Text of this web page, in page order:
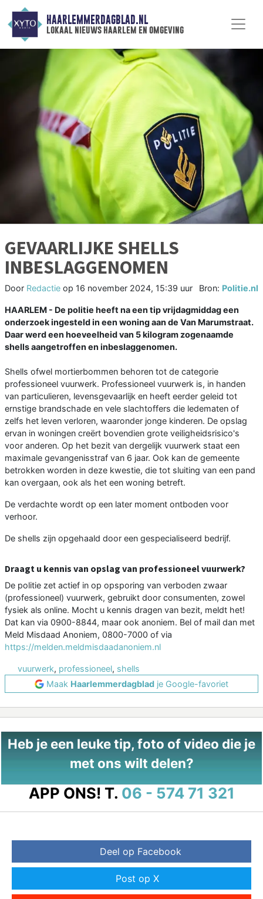
HAARLEMMERDAGBLAD.NL
lokaal nieuws haarlem en omgeving
GEVAARLIJKE SHELLS
INBESLAGGENOMEN
Door Redactie op 16 november 2024, 15:39 uur Bron: Politie.nl
HAARLEM - De politie heeft na een tip vrijdagmiddag een
onderzoek ingesteld in een woning aan de Van Marumstraat.
Daar werd een hoeveelheid van 5 kilogram zogenaamde
shells aangetroffen en inbeslaggenomen.
Shells ofwel mortierbommen behoren tot de categorie
professioneel vuurwerk. Professioneel vuurwerk is, in handen
van particulieren, levensgevaarlijk en heeft eerder geleid tot
ernstige brandschade en vele slachtoffers die ledematen of
zelfs het leven verloren, waaronder jonge kinderen. De opslag
ervan in woningen creërt bovendien grote veiligheidsrisico's
voor anderen. Op het bezit van dergelijk vuurwerk staat een
maximale gevangenisstraf van 6 jaar. Ook kan de gemeente
betrokken worden in deze kwestie, die tot sluiting van een pand
kan overgaan, ook als het een woning betreft.
De verdachte wordt op een later moment ontboden voor
verhoor.
De shells zijn opgehaald door een gespecialiseerd bedrijf.
Draagt u kennis van opslag van professioneel vuurwerk?
De politie zet actief in op opsporing van verboden zwaar
(professioneel) vuurwerk, gebruikt door consumenten, zowel
fysiek als online. Mocht u kennis dragen van bezit, meldt het!
Dat kan via 0900-8844, maar ook anoniem. Bel of mail dan met
Meld Misdaad Anoniem, 0800-7000 of via
https://melden.meldmisdaadanoniem.nl
vuurwerk, professioneel, shells
Maak Haarlemmerdagblad je Google-favoriet
Heb je een leuke tip, foto of video die je
met ons wilt delen?
APP ONS! T. 06 - 574 71 321
Deel op Facebook
Post op X